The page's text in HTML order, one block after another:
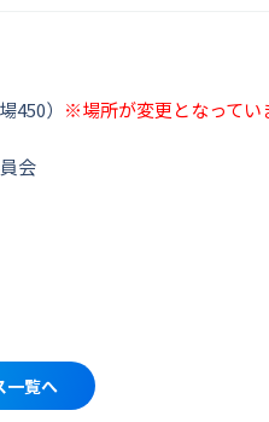
） ※場所が変更となってい
会
一覧へ